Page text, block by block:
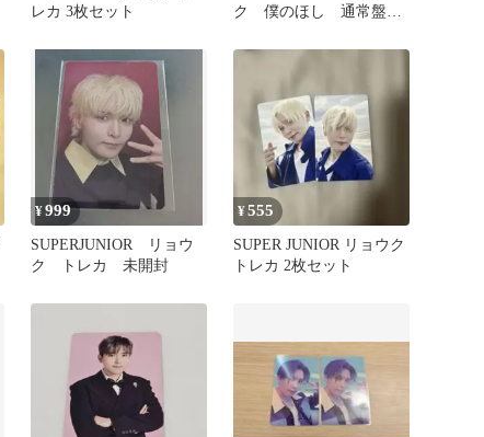
レカ 3枚セット
ク 僕のほし 通常盤
¥999
SUPERJUNIOR リョウ
ク トレカ 未開封
¥555
SUPER JUNIOR リョウク
トレカ 2枚セット